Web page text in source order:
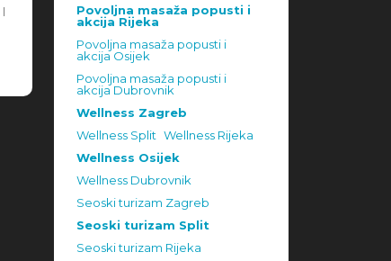
|
Povoljna masaža popusti i
akcija Rijeka
Povoljna masaža popusti i
akcija Osijek
Povoljna masaža popusti i
akcija Dubrovnik
Wellness Zagreb
Wellness Split Wellness Rijeka
Wellness Osijek
Wellness Dubrovnik
Seoski turizam Zagreb
Seoski turizam Split
Seoski turizam Rijeka